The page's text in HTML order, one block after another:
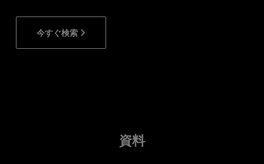
今すぐ検索
資料